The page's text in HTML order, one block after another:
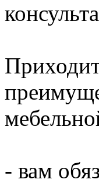
- вам